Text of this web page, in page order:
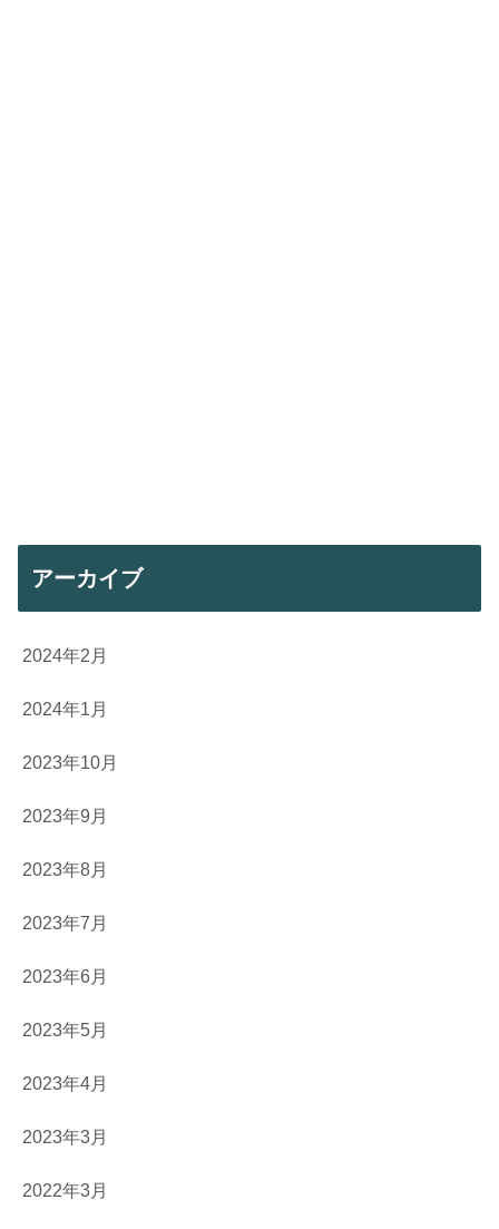
アーカイブ
2024年2月
2024年1月
2023年10月
2023年9月
2023年8月
2023年7月
2023年6月
2023年5月
2023年4月
2023年3月
2022年3月